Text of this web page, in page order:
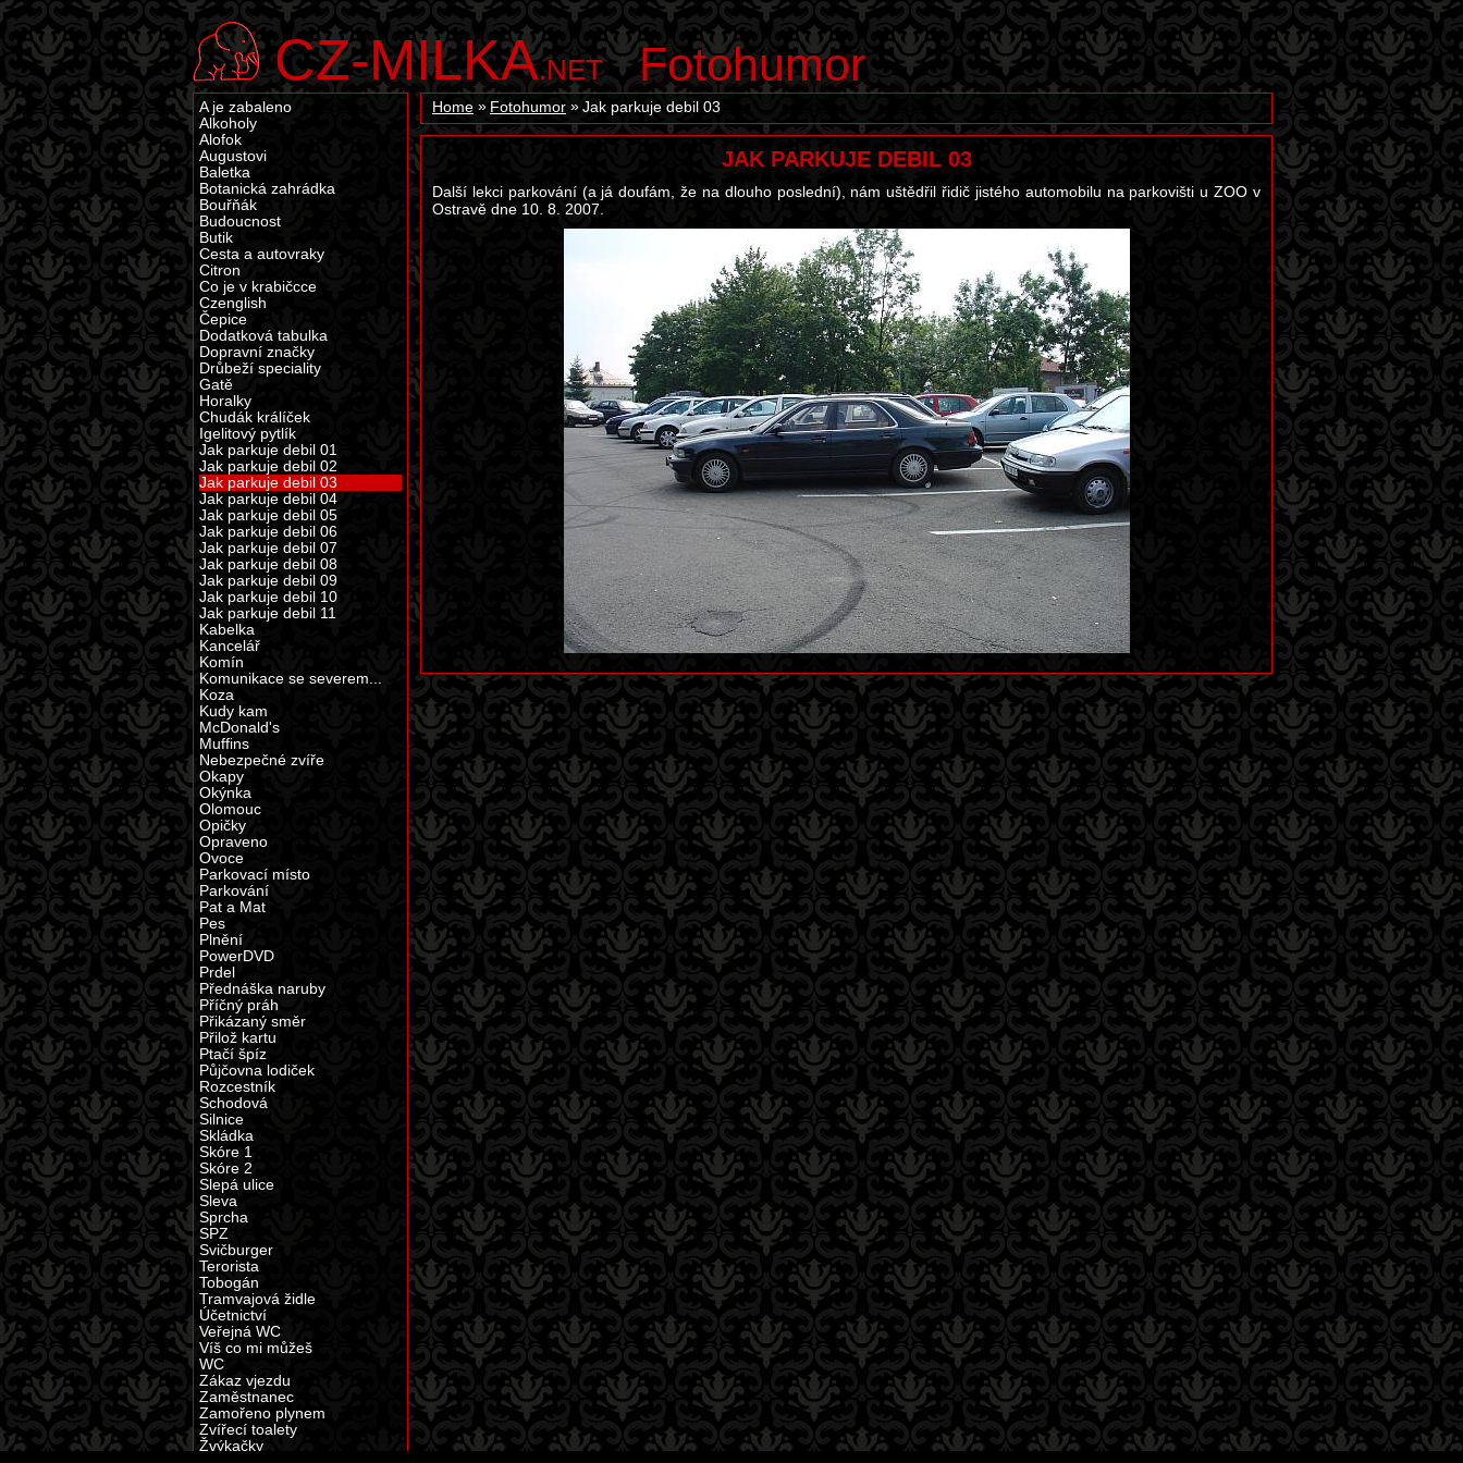
CZ-MILKA.NET Fotohumor
Home Fotohumor Jak parkuje debil 03
JAK PARKUJE DEBIL 03
Další lekci parkování (a já doufám, že na dlouho poslední), nám uštědřil řidič jistého automobilu na parkovišti u ZOO v
Ostravě dne 10. 8. 2007.
A je zabaleno
Alkoholy
Alofok
Augustovi
Baletka
Botanická zahrádka
Bouřňák
Budoucnost
Butik
Cesta a autovraky
Citron
Co je v krabičcce
Czenglish
Čepice
Dodatková tabulka
Dopravní značky
Drůbeží speciality
Gatě
Horalky
Chudák králíček
Igelitový pytlík
Jak parkuje debil 01
Jak parkuje debil 02
Jak parkuje debil 03
Jak parkuje debil 04
Jak parkuje debil 05
Jak parkuje debil 06
Jak parkuje debil 07
Jak parkuje debil 08
Jak parkuje debil 09
Jak parkuje debil 10
Jak parkuje debil 11
Kabelka
Kancelář
Komín
Komunikace se severem...
Koza
Kudy kam
McDonald's
Muffins
Nebezpečné zvíře
Okapy
Okýnka
Olomouc
Opičky
Opraveno
Ovoce
Parkovací místo
Parkování
Pat a Mat
Pes
Plnění
PowerDVD
Prdel
Přednáška naruby
Příčný práh
Přikázaný směr
Přilož kartu
Ptačí špíz
Půjčovna lodiček
Rozcestník
Schodová
Silnice
Skládka
Skóre 1
Skóre 2
Slepá ulice
Sleva
Sprcha
SPZ
Svičburger
Terorista
Tobogán
Tramvajová židle
Účetnictví
Veřejná WC
Víš co mi můžeš
WC
Zákaz vjezdu
Zaměstnanec
Zamořeno plynem
Zvířecí toalety
Žvýkačky